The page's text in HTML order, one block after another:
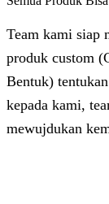
Team kami siap
produk custom
Bentuk)
kepada kami,
mewujdukan